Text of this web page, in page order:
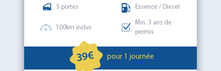
5 portes Essence / Diesel
100km inclus
Min. 3 ans de
permis
39€ pour 1 journée